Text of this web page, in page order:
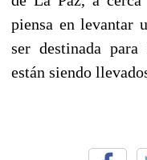
piensa en levantar
ser destinada
están siendo